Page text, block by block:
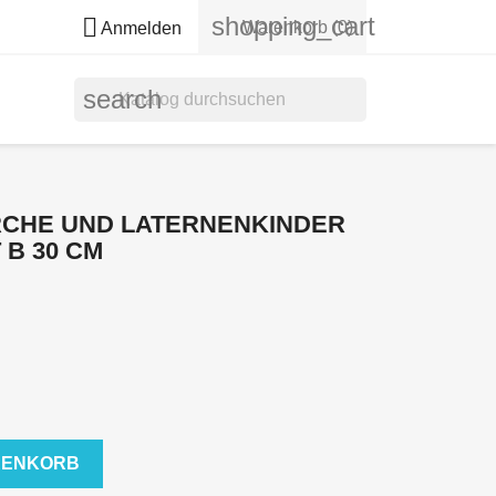
 Anmelden shopping_cart
Warenkorb (0)
search
UND LATERNENKINDER
30 CM